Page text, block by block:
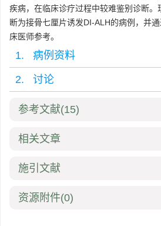
疾病，在临床诊疗过程中较难鉴别诊断
断为接骨七厘片诱发DI-ALH的病例，并
床医师参考。
1. 病例资料
2. 讨论
参考文献(15)
相关文章
施引文献
资源附件(0)